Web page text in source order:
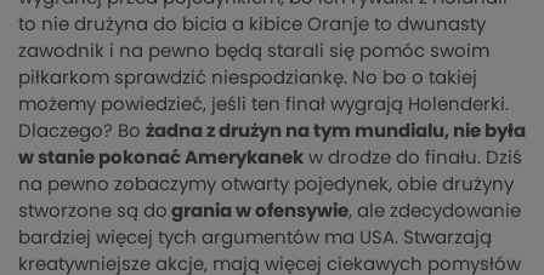
to nie drużyna do bicia a kibice Oranje to dwunasty
zawodnik i na pewno będą starali się pomóc swoim
piłkarkom sprawdzić niespodziankę. No bo o takiej
możemy powiedzieć, jeśli ten finał wygrają Holenderki.
Dlaczego? Bo żadna z drużyn na tym mundialu, nie była
w stanie pokonać Amerykanek w drodze do finału. Dziś
na pewno zobaczymy otwarty pojedynek, obie drużyny
stworzone są do grania w ofensywie, ale zdecydowanie
bardziej więcej tych argumentów ma USA. Stwarzają
kreatywniejsze akcje, mają więcej ciekawych pomysłów